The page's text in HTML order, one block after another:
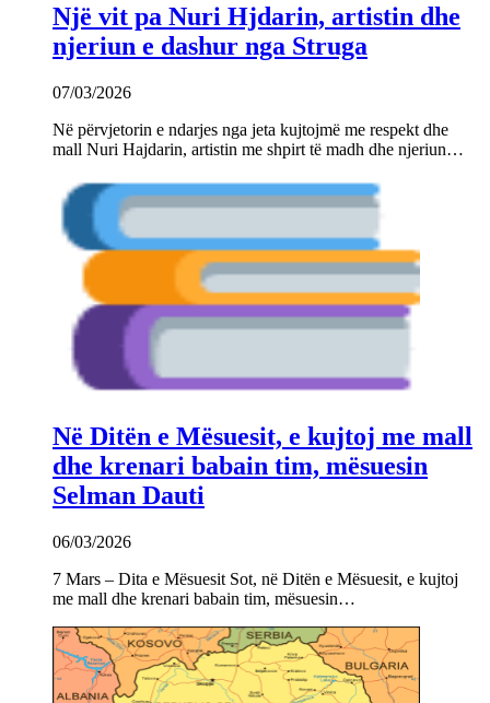
Një vit pa Nuri Hjdarin, artistin dhe
njeriun e dashur nga Struga
07/03/2026
Në përvjetorin e ndarjes nga jeta kujtojmë me respekt dhe
mall Nuri Hajdarin, artistin me shpirt të madh dhe njeriun…
Në Ditën e Mësuesit, e kujtoj me mall
dhe krenari babain tim, mësuesin
Selman Dauti
06/03/2026
7 Mars – Dita e Mësuesit Sot, në Ditën e Mësuesit, e kujtoj
me mall dhe krenari babain tim, mësuesin…